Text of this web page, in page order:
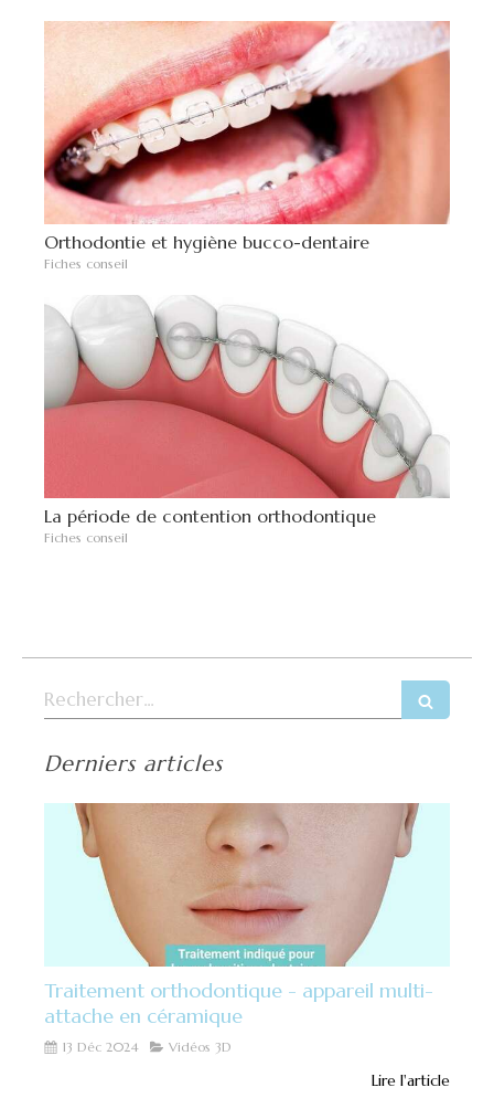
Orthodontie et hygiène bucco-dentaire
Fiches conseil
La période de contention orthodontique
Fiches conseil
Rechercher
Derniers articles
Traitement orthodontique - appareil multi-
attache en céramique
13 Déc 2024 Vidéos 3D
Lire l'article